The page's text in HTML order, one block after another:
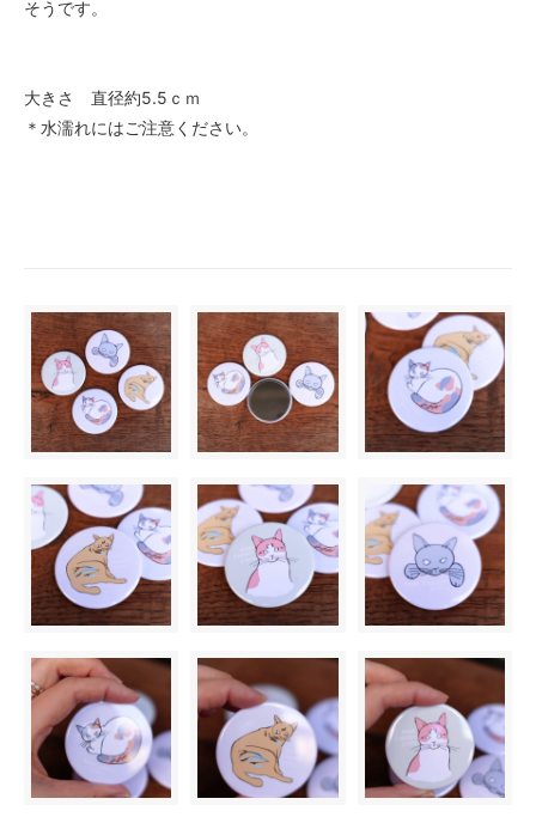
そうです。
大きさ 直径約5.5ｃｍ
＊水濡れにはご注意ください。